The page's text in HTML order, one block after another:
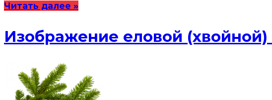
Читать далее »
Изображение еловой